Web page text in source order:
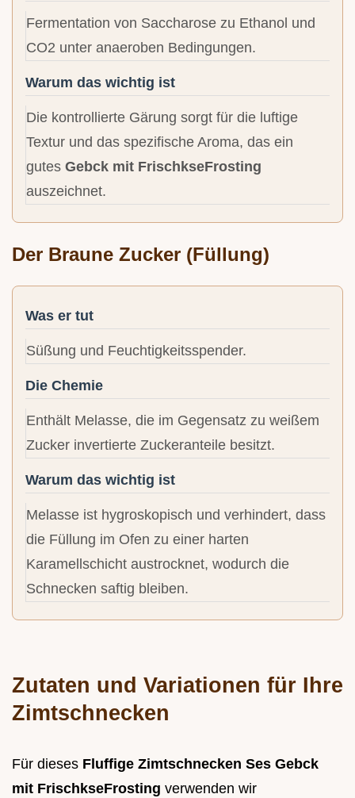
Fermentation von Saccharose zu Ethanol und
CO2 unter anaeroben Bedingungen.
Warum das wichtig ist
Die kontrollierte Gärung sorgt für die luftige
Textur und das spezifische Aroma, das ein
gutes Gebck mit FrischkseFrosting
auszeichnet.
Der Braune Zucker (Füllung)
Was er tut
Süßung und Feuchtigkeitsspender.
Die Chemie
Enthält Melasse, die im Gegensatz zu weißem
Zucker invertierte Zuckeranteile besitzt.
Warum das wichtig ist
Melasse ist hygroskopisch und verhindert, dass
die Füllung im Ofen zu einer harten
Karamellschicht austrocknet, wodurch die
Schnecken saftig bleiben.
Zutaten und Variationen für Ihre
Zimtschnecken
Für dieses Fluffige Zimtschnecken Ses Gebck
mit FrischkseFrosting verwenden wir